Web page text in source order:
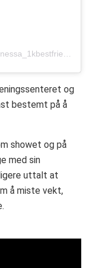
og
bestemt på å
showet og på
med sin
uttalt at
å miste vekt,